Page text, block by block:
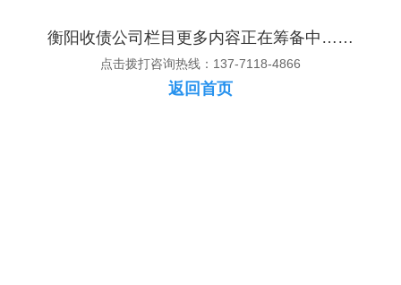
衡阳收债公司栏目更多内容正在筹备中……
点击拨打咨询热线：137-7118-4866
返回首页